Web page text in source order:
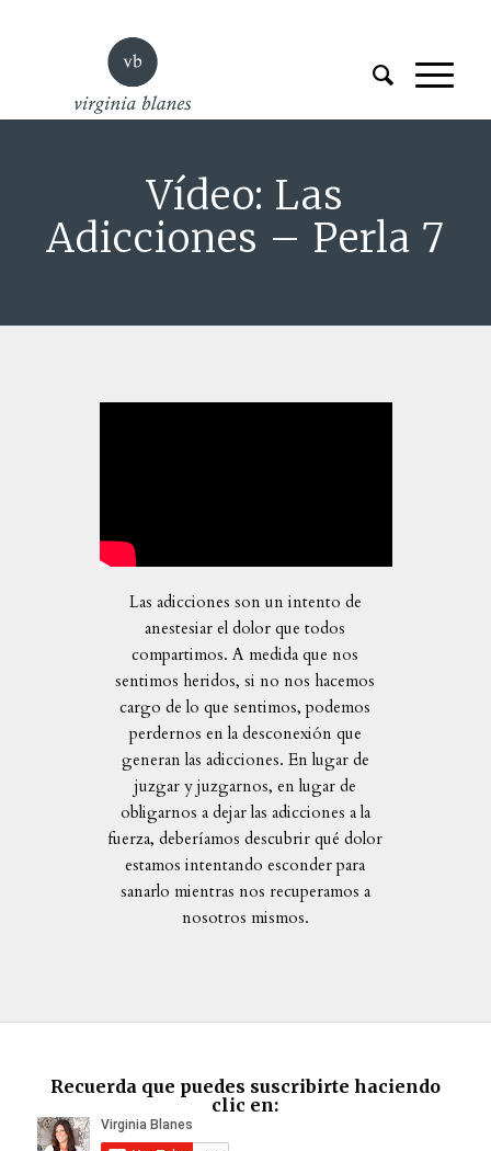
Vídeo: Las
Adicciones – Perla 7
Las adicciones son un intento de
anestesiar el dolor que todos
compartimos. A medida que nos
sentimos heridos, si no nos hacemos
cargo de lo que sentimos, podemos
perdernos en la desconexión que
generan las adicciones. En lugar de
juzgar y juzgarnos, en lugar de
obligarnos a dejar las adicciones a la
fuerza, deberíamos descubrir qué dolor
estamos intentando esconder para
sanarlo mientras nos recuperamos a
nosotros mismos.
Recuerda que puedes suscribirte haciendo
clic en: